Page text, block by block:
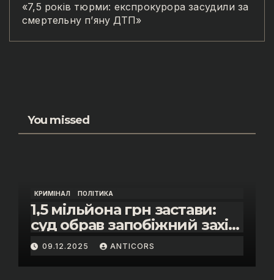
«7,5 років тюрми: експрокурора засудили за
смертельну п’яну ДТП»
You missed
КРИМІНАЛ ПОЛІТИКА
1,5 мільйона грн застави:
суд обрав запобіжний захід
помічнику нардепки Анни
Скороход у справі про
«санкційний підкуп»
09.12.2025 ANTICORS